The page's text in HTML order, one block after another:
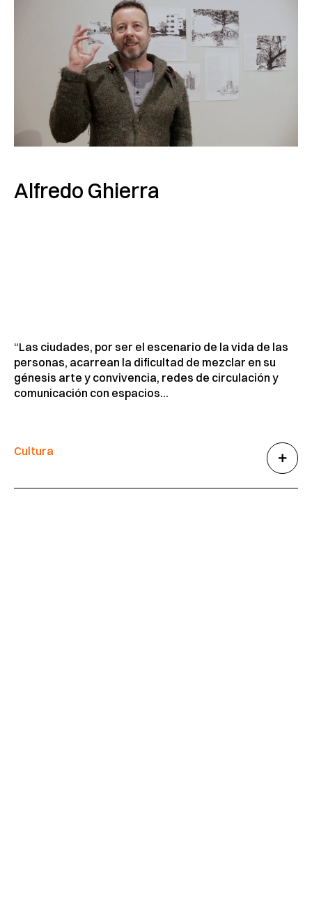
Alfredo Ghierra
“Las ciudades, por ser el escenario de la vida de las
personas, acarrean la dificultad de mezclar en su
génesis arte y convivencia, redes de circulación y
comunicación con espacios...
Cultura